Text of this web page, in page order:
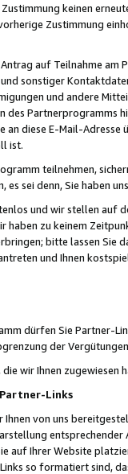
keinen
Zustimmung
auf Teilnahme
sonstiger
und andere
Partnerprogramms
an diese E-Mail-
ist.
teilnehmen,
sei denn, Sie haben
und wir stellen auf
haben zu keinem
bitte lassen Sie
und Ihnen
dürfen Sie Partner-
der
wir Ihnen zugewiesen
Links
von uns
auf Ihrer Website
so formatiert sind,